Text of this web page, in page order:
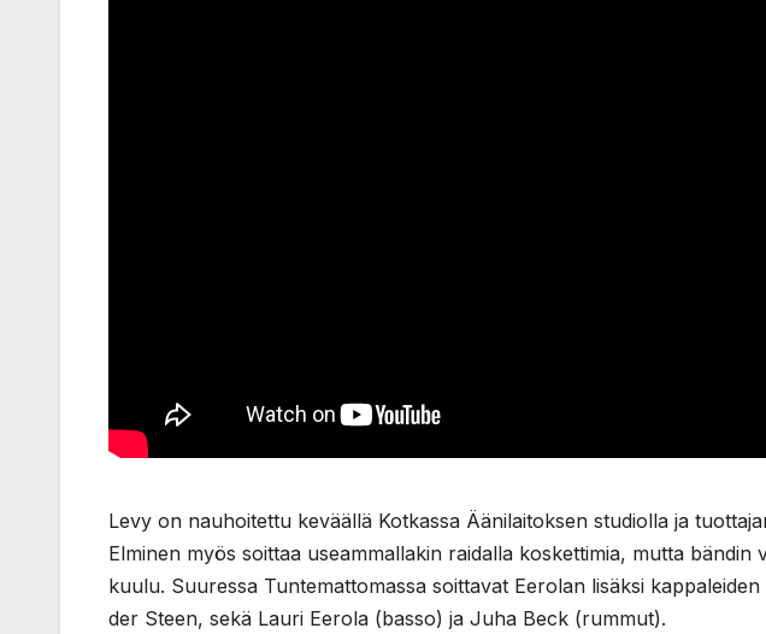
Levy on nauhoitettu keväällä Kotkassa Äänilaitoksen studiolla ja
Elminen myös soittaa useammallakin raidalla koskettimia, mutta
kuulu. Suuressa Tuntemattomassa soittavat Eerolan lisäksi
der Steen, sekä Lauri Eerola (basso) ja Juha Beck (rummut).